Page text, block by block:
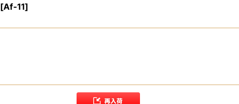
[Af-11]